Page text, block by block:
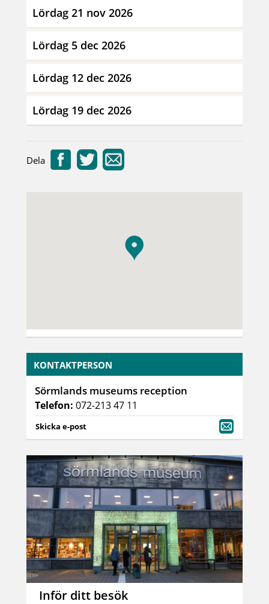
Lördag 21 nov 2026
Lördag 5 dec 2026
Lördag 12 dec 2026
Lördag 19 dec 2026
Dela
KONTAKTPERSON
Sörmlands museums reception
Telefon: 072-213 47 11
Skicka e-post
Inför ditt besök